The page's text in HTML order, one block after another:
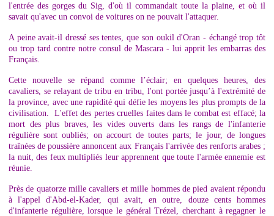
l'entrée des gorges du Sig, d'où il commandait toute la plaine, et où il
savait qu'avec un convoi de voitures on ne pouvait l'attaquer.
A peine avait-il dressé ses tentes, que son oukil d'Oran - échangé trop tôt
ou trop tard contre notre consul de Mascara - lui apprit les embarras des
Français.
Cette nouvelle se répand comme l’éclair; en quelques heures, des
cavaliers, se relayant de tribu en tribu, l'ont portée jusqu’à l'extrémité de
la province, avec une rapidité qui défie les moyens les plus prompts de la
civilisation. L'effet des pertes cruelles faites dans le combat est effacé; la
mort des plus braves, les vides ouverts dans les rangs de l'infanterie
régulière sont oubliés; on accourt de toutes parts; le jour, de longues
traînées de poussière annoncent aux Français l'arrivée des renforts arabes ;
la nuit, des feux multipliés leur apprennent que toute l'armée ennemie est
réunie.
Près de quatorze mille cavaliers et mille hommes de pied avaient répondu
à l'appel d'Abd-el-Kader, qui avait, en outre, douze cents hommes
d'infanterie régulière, lorsque le général Trézel, cherchant à regagner le